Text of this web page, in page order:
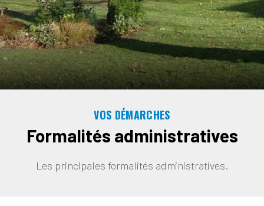
VOS DÉMARCHES
Formalités administratives
Les principales formalités administratives.